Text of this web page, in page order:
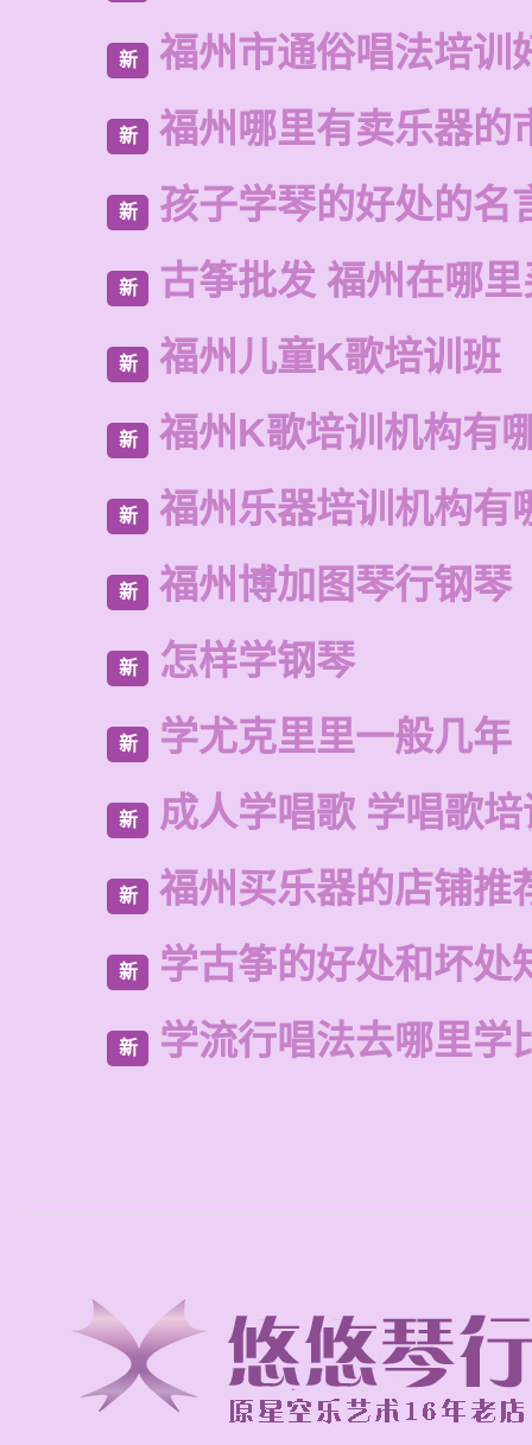
新 福州市通俗唱法培训
新 福州哪里有卖乐器的
新 孩子学琴的好处的名
新 古筝批发 福州在哪
新 福州儿童K歌培训班
新 福州K歌培训机构有
新 福州乐器培训机构有
新 福州博加图琴行钢琴
新 怎样学钢琴
新 学尤克里里一般几年
新 成人学唱歌 学唱歌
新 福州买乐器的店铺推
新 学古筝的好处和坏处
新 学流行唱法去哪里学